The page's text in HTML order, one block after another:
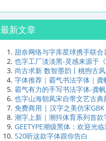
最新文章
甜奈网络与字库星球携手联合
也字工厂淡淡黑-灵感来源于
尚古求新 数智墨韵丨桃煦古
字体推荐｜霸气书法字体｜龚
霸气有力的手写书法字体-龚
也字山海朝凤宋自带文艺古
免费商用 | 汉字之美仿宋GBK
潮字上新｜潮抖体育系列首款
GEETYPE潮级黑体：欢迎光
520听这款字体跟你告白